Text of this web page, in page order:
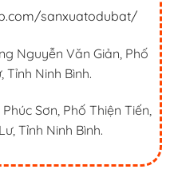
sanxuatodubat/
Nguyễn Văn Giản, Phố
Tỉnh Ninh Bình.
Sơn, Phố Thiện Tiến,
Tỉnh Ninh Bình.